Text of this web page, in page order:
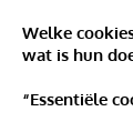
Welke
wat is hun
“Essentiële